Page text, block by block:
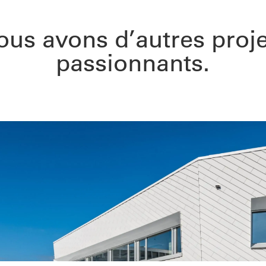
avons d’autres
passionnants.